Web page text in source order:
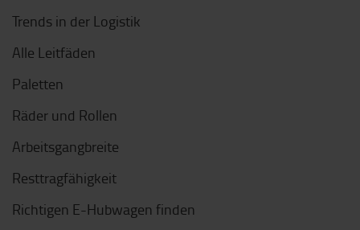
Trends in der Logistik
Alle Leitfäden
Paletten
Räder und Rollen
Arbeitsgangbreite
Resttragfähigkeit
Richtigen E-Hubwagen finden